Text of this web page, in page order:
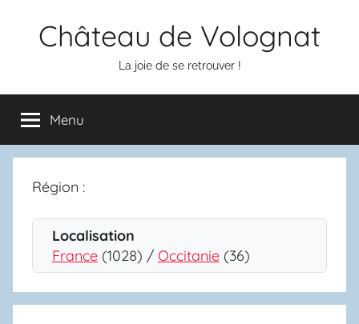
Château de Volognat
La joie de se retrouver !
Menu
Région :
Localisation
France (1028) / Occitanie (36)